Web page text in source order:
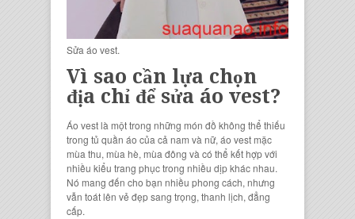
Sửa áo vest.
Vì sao cần lựa chọn
địa chỉ để sửa áo vest?
Áo vest là một trong những món đồ không thể thiếu
trong tủ quần áo của cả nam và nữ, áo vest mặc
mùa thu, mùa hè, mùa đông và có thể kết hợp với
nhiều kiểu trang phục trong nhiều dịp khác nhau.
Nó mang đến cho bạn nhiều phong cách, nhưng
vẫn toát lên vẻ đẹp sang trọng, thanh lịch, đẳng
cấp.